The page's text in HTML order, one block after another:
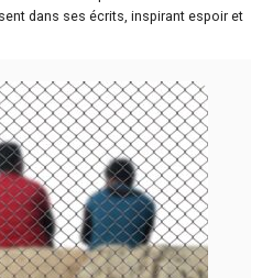
dans ses écrits, inspirant espoir et